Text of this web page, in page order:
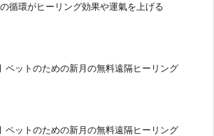
循環がヒーリング効果や運氣を上げる
ペットのための新月の無料遠隔ヒーリング
ペットのための新月の無料遠隔ヒーリング